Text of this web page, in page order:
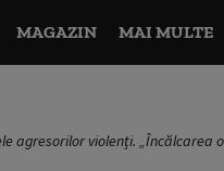
MAGAZIN MAI MULTE
agresorilor violenți. „Încălcarea